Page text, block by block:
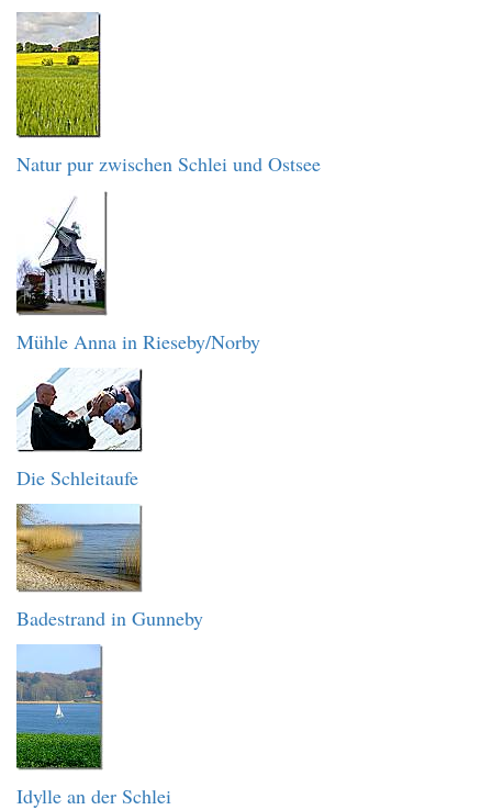
Natur pur zwischen Schlei und Ostsee
Mühle Anna in Rieseby/Norby
Die Schleitaufe
Badestrand in Gunneby
Idylle an der Schlei